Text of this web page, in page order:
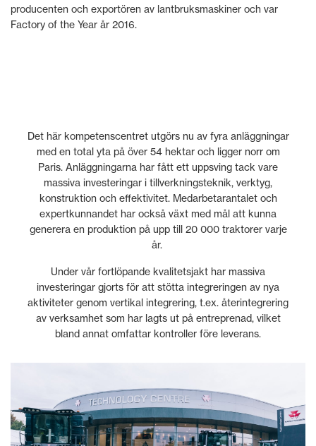
producenten och exportören av lantbruksmaskiner och var
Factory of the Year år 2016.
Det här kompetenscentret utgörs nu av fyra anläggningar
med en total yta på över 54 hektar och ligger norr om
Paris. Anläggningarna har fått ett uppsving tack vare
massiva investeringar i tillverkningsteknik, verktyg,
konstruktion och effektivitet. Medarbetarantalet och
expertkunnandet har också växt med mål att kunna
generera en produktion på upp till 20 000 traktorer varje
år.
Under vår fortlöpande kvalitetsjakt har massiva
investeringar gjorts för att stötta integreringen av nya
aktiviteter genom vertikal integrering, t.ex. återintegrering
av verksamhet som har lagts ut på entreprenad, vilket
bland annat omfattar kontroller före leverans.